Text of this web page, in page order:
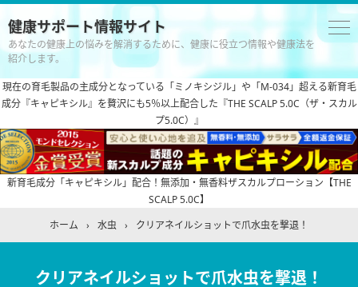
健康サポート情報サイト
あなたの健康上の悩みを解消するために、健康に役立つ情報や健康法を
紹介します。
現在の育毛製品の主成分となっている「ミノキシジル」や「M-034」超える新育毛
成分『キャピキシル』を贅沢にも5％以上配合した『THE SCALP 5.0C（ザ・スカル
プ5.0C）』
新育毛成分「キャピキシル」配合！無添加・無香料ザスカルプローション【THE
SCALP 5.0C】
ホーム
› 水虫 › クリアネイルショットで爪水虫を撃退！
クリアネイルショットで爪水虫を撃退！